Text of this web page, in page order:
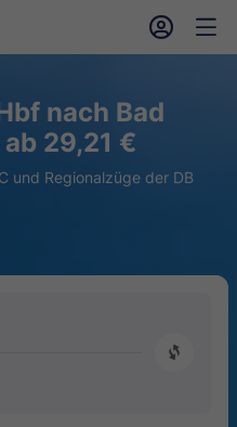
󱎓 󱒨
nach Bad
29,21 €
und Regionalzüge der DB
󰿠